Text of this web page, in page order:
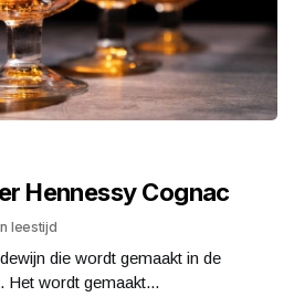
Hennessy Cognac
leestijd
die wordt gemaakt in de
Het wordt gemaakt...